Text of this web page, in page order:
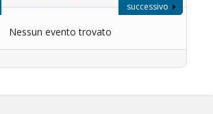
successivo
Nessun evento trovato